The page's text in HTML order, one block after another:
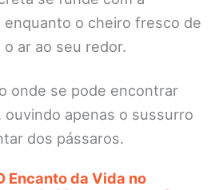
enquanto o cheiro fresco de
ar ao seu redor.
onde se pode encontrar
ouvindo apenas o sussurro
dos pássaros.
Encanto da Vida no